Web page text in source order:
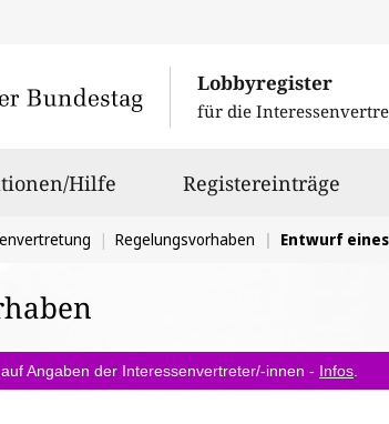
Lobbyregister
für die
Hilfe Registereinträge
Regelungsvorhaben Entwurf eines Gesetzes zur Änderung des
Angaben der Interessenvertreter/-innen - Infos